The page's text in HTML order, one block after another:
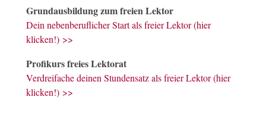
Grundausbildung zum freien Lektor
Dein nebenberuflicher Start als freier Lektor (hier
klicken!) >>
Profikurs freies Lektorat
Verdreifache deinen Stundensatz als freier Lektor (hier
klicken!) >>